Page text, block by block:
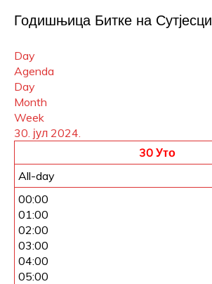
Годишњица Битке на Сутјесци
Day
Agenda
Day
Month
Week
30. јул 2024.
30 Уто
All-day
00:00
01:00
02:00
03:00
04:00
05:00